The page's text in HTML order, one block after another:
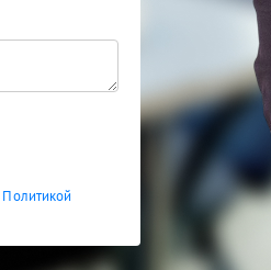
Политикой